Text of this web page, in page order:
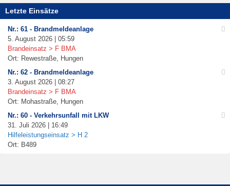
Letzte Einsätze
Nr.: 61 - Brandmeldeanlage
5. August 2026 | 05:59
Brandeinsatz > F BMA
Ort: Rewestraße, Hungen
Nr.: 62 - Brandmeldeanlage
3. August 2026 | 08:27
Brandeinsatz > F BMA
Ort: Mohastraße, Hungen
Nr.: 60 - Verkehrsunfall mit LKW
31. Juli 2026 | 16:49
Hilfeleistungseinsatz > H 2
Ort: B489